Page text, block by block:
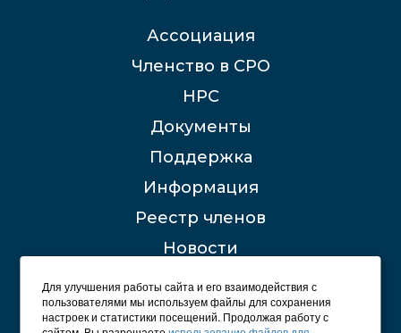
Ассоциация
Членство в СРО
НРС
Документы
Поддержка
Информация
Реестр членов
Новости
Контакты
Для улучшения работы сайта и его взаимодействия с
пользователями мы используем файлы для сохранения
настроек и статистики посещений. Продолжая работу с